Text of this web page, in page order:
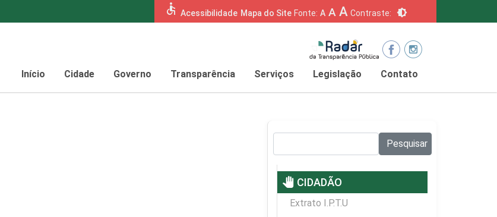
accessible Acessibilidade Mapa do Site Fonte: A A A Contraste: brightness_6
Início Cidade Governo Transparência Serviços Legislação Contato
Pesquisar
pan_tool CIDADÃO
Extrato I.P.T.U